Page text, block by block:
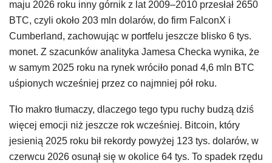
maju 2026 roku inny górnik z lat 2009–2010 przesłał 2650
BTC, czyli około 203 mln dolarów, do firm FalconX i
Cumberland, zachowując w portfelu jeszcze blisko 6 tys.
monet. Z szacunków analityka Jamesa Checka wynika, że
w samym 2025 roku na rynek wróciło ponad 4,6 mln BTC
uśpionych wcześniej przez co najmniej pół roku.
Tło makro tłumaczy, dlaczego tego typu ruchy budzą dziś
więcej emocji niż jeszcze rok wcześniej. Bitcoin, który
jesienią 2025 roku bił rekordy powyżej 123 tys. dolarów, w
czerwcu 2026 osunął się w okolice 64 tys. To spadek rzędu